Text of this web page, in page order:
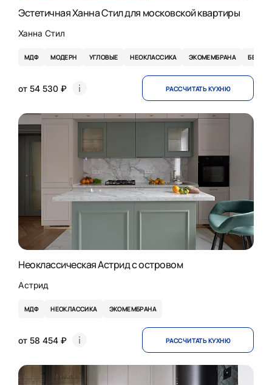
Эстетичная Ханна Стил для московской квартиры
Ханна Стил
МДФ МОДЕРН УГЛОВЫЕ НЕОКЛАССИКА ЭКОМЕМБРАНА БЕЛЫЕ
от 54 530 ₽ РАССЧИТАТЬ КУХНЮ
Неоклассическая Астрид с островом
Астрид
МДФ НЕОКЛАССИКА ЭКОМЕМБРАНА
от 58 454 ₽ РАССЧИТАТЬ КУХНЮ